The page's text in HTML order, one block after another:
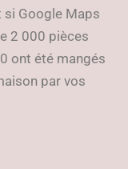
si Google Maps
2 000 pièces
ont été mangés
par vos